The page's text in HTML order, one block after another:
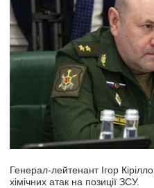
Генерал-лейтенант Ігор
хімічних атак на позиції ЗСУ.